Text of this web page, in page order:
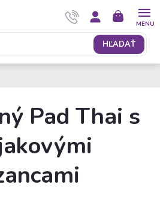
HĽADAŤ
NÁKUPNÝ
KOŠÍK
Pad Thai s